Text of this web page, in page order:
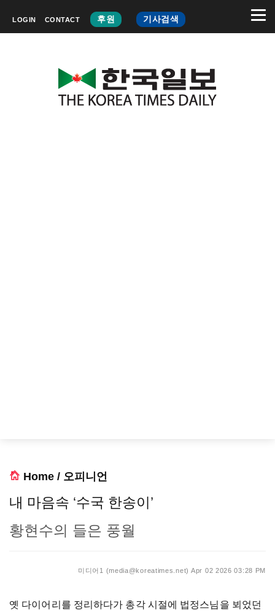
LOGIN CONTACT 후원 기사검색
Home / 오피니언
내 마음속 ‘수국 한송이’
황현수의 들은 풍월
미디어1 (media@koreatimes.net) Apr 02 2026 03:28 PM
옛 다이어리를 정리하다가 총각 시절에 법정스님을 뵈었던